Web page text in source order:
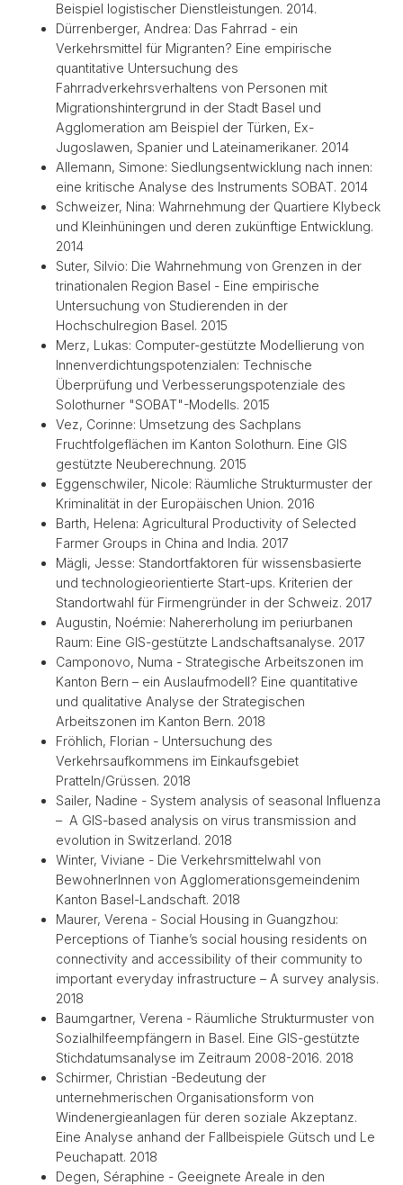
Beispiel logistischer Dienstleistungen. 2014.
Dürrenberger, Andrea: Das Fahrrad - ein
Verkehrsmittel für Migranten? Eine empirische
quantitative Untersuchung des
Fahrradverkehrsverhaltens von Personen mit
Migrationshintergrund in der Stadt Basel und
Agglomeration am Beispiel der Türken, Ex-
Jugoslawen, Spanier und Lateinamerikaner. 2014
Allemann, Simone: Siedlungsentwicklung nach innen:
eine kritische Analyse des Instruments SOBAT. 2014
Schweizer, Nina: Wahrnehmung der Quartiere Klybeck
und Kleinhüningen und deren zukünftige Entwicklung.
2014
Suter, Silvio: Die Wahrnehmung von Grenzen in der
trinationalen Region Basel - Eine empirische
Untersuchung von Studierenden in der
Hochschulregion Basel. 2015
Merz, Lukas: Computer-gestützte Modellierung von
Innenverdichtungspotenzialen: Technische
Überprüfung und Verbesserungspotenziale des
Solothurner "SOBAT"-Modells. 2015
Vez, Corinne: Umsetzung des Sachplans
Fruchtfolgeflächen im Kanton Solothurn. Eine GIS
gestützte Neuberechnung. 2015
Eggenschwiler, Nicole: Räumliche Strukturmuster der
Kriminalität in der Europäischen Union. 2016
Barth, Helena: Agricultural Productivity of Selected
Farmer Groups in China and India. 2017
Mägli, Jesse: Standortfaktoren für wissensbasierte
und technologieorientierte Start-ups. Kriterien der
Standortwahl für Firmengründer in der Schweiz. 2017
Augustin, Noémie: Nahererholung im periurbanen
Raum: Eine GIS-gestützte Landschaftsanalyse. 2017
Camponovo, Numa - Strategische Arbeitszonen im
Kanton Bern – ein Auslaufmodell? Eine quantitative
und qualitative Analyse der Strategischen
Arbeitszonen im Kanton Bern. 2018
Fröhlich, Florian - Untersuchung des
Verkehrsaufkommens im Einkaufsgebiet
Pratteln/Grüssen. 2018
Sailer, Nadine - System analysis of seasonal Influenza
– A GIS-based analysis on virus transmission and
evolution in Switzerland. 2018
Winter, Viviane - Die Verkehrsmittelwahl von
BewohnerInnen von Agglomerationsgemeindenim
Kanton Basel-Landschaft. 2018
Maurer, Verena - Social Housing in Guangzhou:
Perceptions of Tianhe’s social housing residents on
connectivity and accessibility of their community to
important everyday infrastructure – A survey analysis.
2018
Baumgartner, Verena - Räumliche Strukturmuster von
Sozialhilfeempfängern in Basel. Eine GIS-gestützte
Stichdatumsanalyse im Zeitraum 2008-2016. 2018
Schirmer, Christian -Bedeutung der
unternehmerischen Organisationsform von
Windenergieanlagen für deren soziale Akzeptanz.
Eine Analyse anhand der Fallbeispiele Gütsch und Le
Peuchapatt. 2018
Degen, Séraphine - Geeignete Areale in den